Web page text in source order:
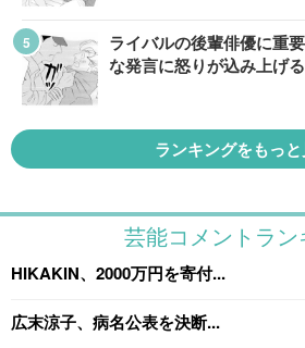
ライバルの後輩俳優に重
な発言に怒りが込み上げ
ランキングをもっ